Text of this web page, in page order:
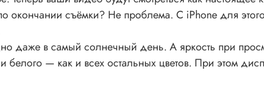
окончании съёмки? Не проблема. С iPhone для
в самый солнечный день. А яркость при
— как и всех остальных цветов. При этом